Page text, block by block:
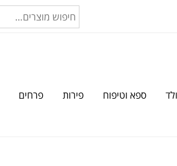
ספא וטיפוח פירות פרחים